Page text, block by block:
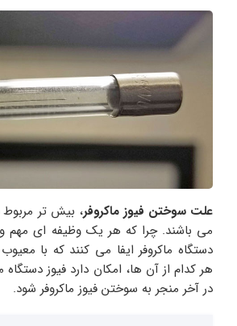
علت سوختن فیوز ماکروفر، بیش تر مربوط
می باشند. چرا که هر یک وظیفه ای مهم و
دستگاه ماکروفر ایفا می کنند که با
هر کدام از آن ها، امکان دارد فیوز
در آخر منجر به سوختن فیوز ماکروفر شود.